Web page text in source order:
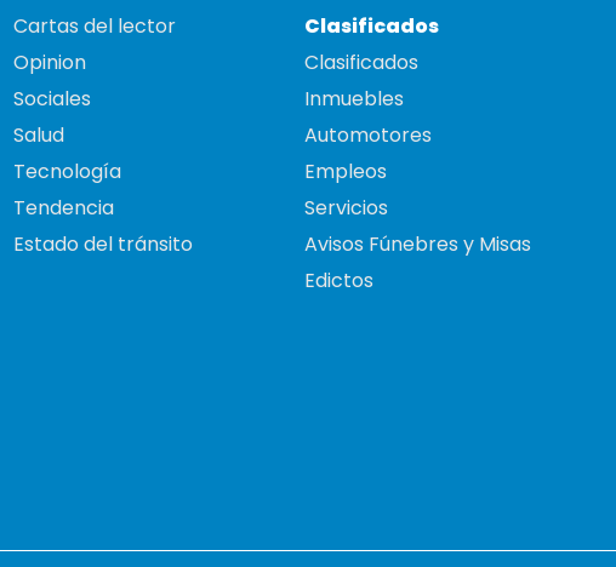
Cartas del lector
Opinion
Sociales
Salud
Tecnología
Tendencia
Estado del tránsito
Clasificados
Clasificados
Inmuebles
Automotores
Empleos
Servicios
Avisos Fúnebres y Misas
Edictos